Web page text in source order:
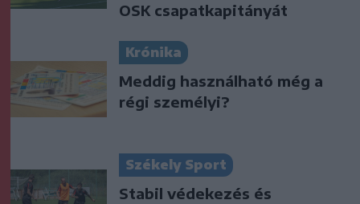
OSK csapatkapitányát
Krónika
Meddig használható még a
régi személyi?
Székely Sport
Stabil védekezés és